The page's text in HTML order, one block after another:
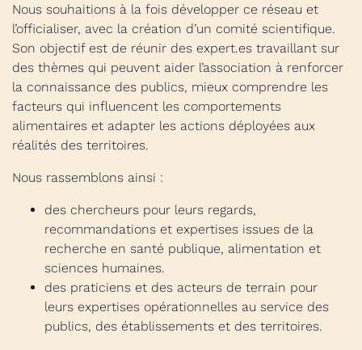
Nous souhaitions à la fois développer ce réseau et
l’officialiser, avec la création d’un comité scientifique.
Son objectif est de réunir des expert.es travaillant sur
des thèmes qui peuvent aider l’association à renforcer
la connaissance des publics, mieux comprendre les
facteurs qui influencent les comportements
alimentaires et adapter les actions déployées aux
réalités des territoires.
Nous rassemblons ainsi :
des chercheurs pour leurs regards,
recommandations et expertises issues de la
recherche en santé publique, alimentation et
sciences humaines.
des praticiens et des acteurs de terrain pour
leurs expertises opérationnelles au service des
publics, des établissements et des territoires.